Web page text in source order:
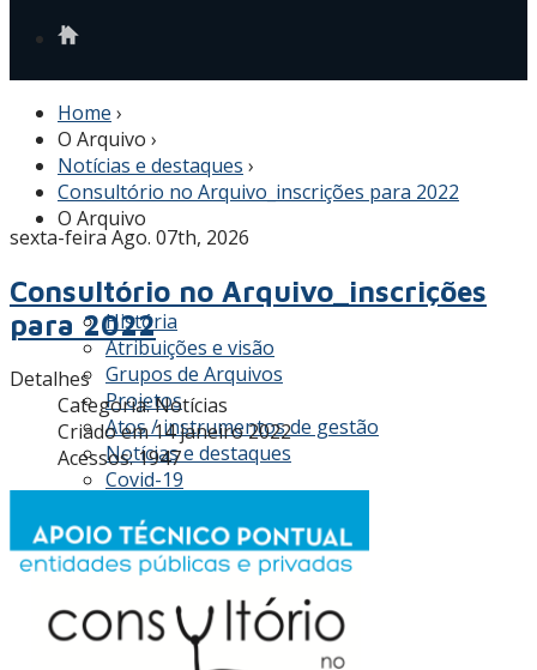
O Arquivo
História
Atribuições e visão
Grupos de Arquivos
Projetos
Atos / instrumentos de gestão
Notícias e destaques
Covid-19
Home ›
O Arquivo ›
Notícias e destaques ›
Consultório no Arquivo_inscrições para 2022
sexta-feira Ago. 07th, 2026
Consultório no Arquivo_inscrições
para 2022
Detalhes
Categoria:Notícias
Criado em 14 janeiro 2022
Acessos: 1947